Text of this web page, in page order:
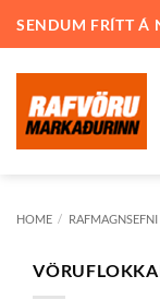
SENDUM FRÍTT Á
HOME / RAFMAGNSEFNI